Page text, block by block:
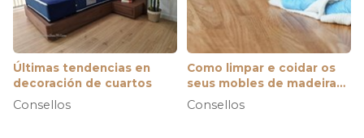
Últimas tendencias en
decoración de cuartos
Consellos
Como limpar e coidar os
seus mobles de madeira
para que duren máis e
Consellos